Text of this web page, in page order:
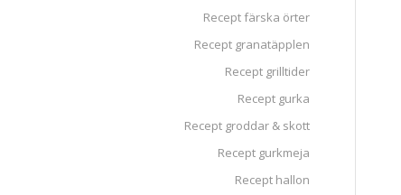
Recept färska örter
Recept granatäpplen
Recept grilltider
Recept gurka
Recept groddar & skott
Recept gurkmeja
Recept hallon